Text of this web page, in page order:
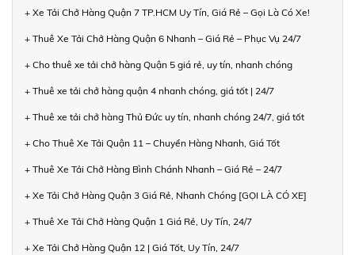
+ Xe Tải Chở Hàng Quận 7 TP.HCM Uy Tín, Giá Rẻ – Gọi Là Có Xe!
+ Thuê Xe Tải Chở Hàng Quận 6 Nhanh – Giá Rẻ – Phục Vụ 24/7
+ Cho thuê xe tải chở hàng Quận 5 giá rẻ, uy tín, nhanh chóng
+ Thuê xe tải chở hàng quận 4 nhanh chóng, giá tốt | 24/7
+ Thuê xe tải chở hàng Thủ Đức uy tín, nhanh chóng 24/7, giá tốt
+ Cho Thuê Xe Tải Quận 11 – Chuyển Hàng Nhanh, Giá Tốt
+ Thuê Xe Tải Chở Hàng Bình Chánh Nhanh – Giá Rẻ – 24/7
+ Xe Tải Chở Hàng Quận 3 Giá Rẻ, Nhanh Chóng [GỌI LÀ CÓ XE]
+ Thuê Xe Tải Chở Hàng Quận 1 Giá Rẻ, Uy Tín, 24/7
+ Xe Tải Chở Hàng Quận 12 | Giá Tốt, Uy Tín, 24/7